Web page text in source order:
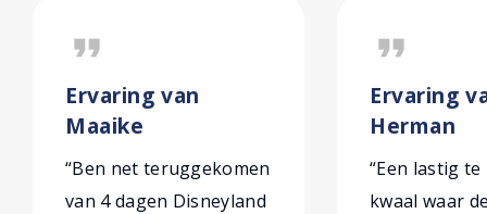
format_quote
Ervaring van
Maaike
“Ben net teruggekomen
van 4 dagen Disneyland
format_quote
Ervaring
Herman
“Een lastig
kwaal waar